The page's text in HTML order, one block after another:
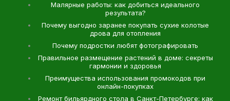
Малярные работы: как добиться идеального
результата?
Почему выгодно заранее покупать сухие колотые
дрова для отопления
Почему подростки любят фотографировать
Правильное размещение растений в доме: секреты
гармонии и здоровья
Преимущества использования промокодов при
онлайн-покупках
Ремонт бильярдного стола в Санкт-Петербурге: как